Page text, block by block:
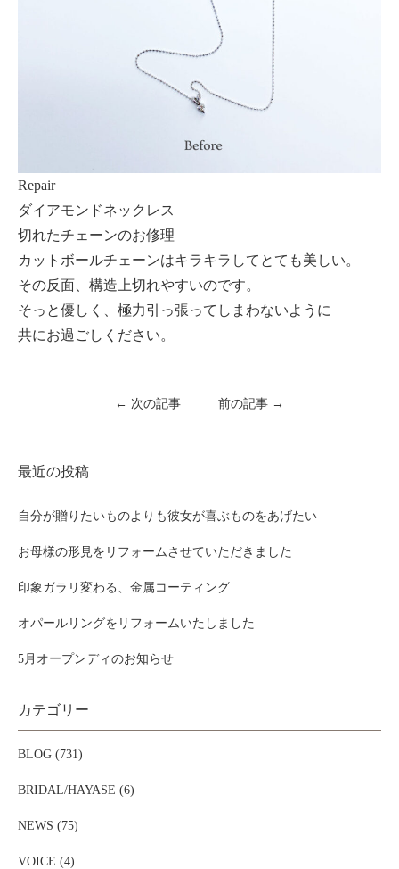
Repair
ダイアモンドネックレス
切れたチェーンのお修理
カットボールチェーンはキラキラしてとても美しい。
その反面、構造上切れやすいのです。
そっと優しく、極力引っ張ってしまわないように
共にお過ごしください。
← 次の記事 前の記事 →
最近の投稿
自分が贈りたいものよりも彼女が喜ぶものをあげたい
お母様の形見をリフォームさせていただきました
印象ガラリ変わる、金属コーティング
オパールリングをリフォームいたしました
5月オープンディのお知らせ
カテゴリー
BLOG (731)
BRIDAL/HAYASE (6)
NEWS (75)
VOICE (4)